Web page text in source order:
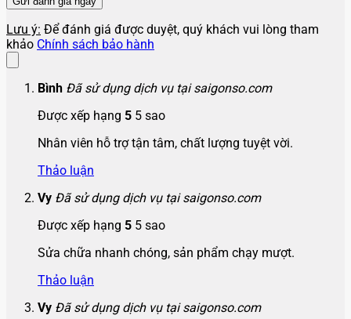
Lưu ý: Để đánh giá được duyệt, quý khách vui lòng tham
khảo Chính sách bảo hành
Bình Đã sử dụng dịch vụ tại saigonso.com
Được xếp hạng 5 5 sao
Nhân viên hỗ trợ tận tâm, chất lượng tuyệt vời.
Thảo luận
Vy Đã sử dụng dịch vụ tại saigonso.com
Được xếp hạng 5 5 sao
Sửa chữa nhanh chóng, sản phẩm chạy mượt.
Thảo luận
Vy Đã sử dụng dịch vụ tại saigonso.com